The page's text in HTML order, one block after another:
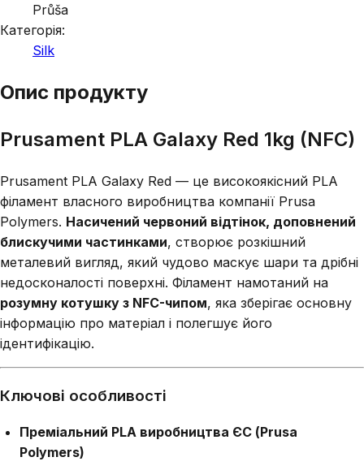
Průša
Категорія:
Silk
Опис продукту
Prusament PLA Galaxy Red 1kg (NFC)
Prusament PLA Galaxy Red — це високоякісний PLA
філамент власного виробництва компанії Prusa
Polymers. Насичений червоний відтінок, доповнений
блискучими частинками, створює розкішний
металевий вигляд, який чудово маскує шари та дрібні
недосконалості поверхні. Філамент намотаний на
розумну котушку з NFC-чипом, яка зберігає основну
інформацію про матеріал і полегшує його
ідентифікацію.
Ключові особливості
Преміальний PLA виробництва ЄС (Prusa
Polymers)